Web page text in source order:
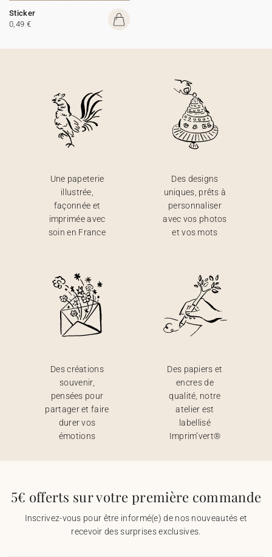
Sticker
0,49 €
Une papeterie
illustrée,
façonnée et
imprimée avec
soin en France
Des designs
uniques, prêts à
personnaliser
avec vos photos
et vos mots
Des créations
souvenir,
pensées pour
partager et faire
durer vos
émotions
Des papiers et
encres de
qualité, notre
atelier est
labellisé
Imprim’vert®
5€ offerts sur votre première commande
Inscrivez-vous pour être informé(e) de nos nouveautés et
recevoir des surprises exclusives.